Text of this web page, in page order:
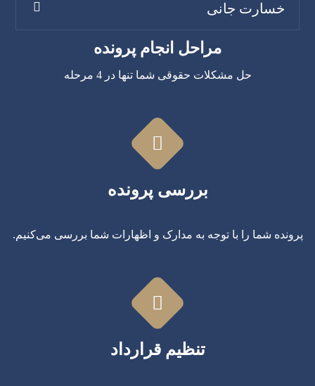
خسارت جانی
مراحل انجام پرونده
حل مشکلات حقوقی شما تنها در 4 مرحله
بررسی پرونده
پرونده شما را با توجه به مدارک و اظهارات شما بررسی می‌کنیم.
تنظیم قرارداد